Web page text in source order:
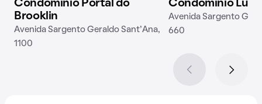
Condomínio Portal do
Brooklin
Avenida Sargento Geraldo Sant'Ana,
1100
Condomínio
Avenida Sargento
660